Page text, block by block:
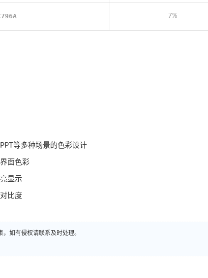
7%
等多种场景的色彩设计
面色彩
显示
比度
如有侵权请联系及时处理。